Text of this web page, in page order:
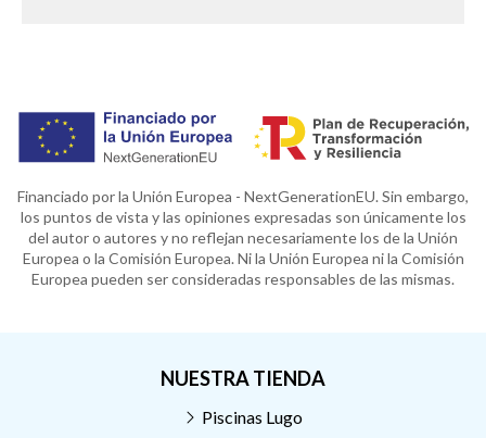
Financiado por la Unión Europea - NextGenerationEU. Sin embargo,
los puntos de vista y las opiniones expresadas son únicamente los
del autor o autores y no reflejan necesariamente los de la Unión
Europea o la Comisión Europea. Ni la Unión Europea ni la Comisión
Europea pueden ser consideradas responsables de las mismas.
NUESTRA TIENDA
Piscinas Lugo